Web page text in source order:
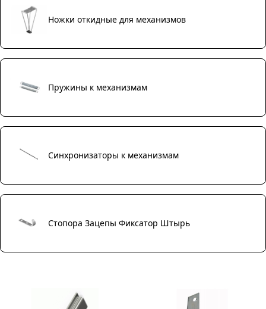
Ножки откидные для механизмов
Пружины к механизмам
Синхронизаторы к механизмам
Стопора Зацепы Фиксатор Штырь